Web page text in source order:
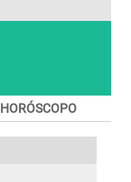
HORÓSCOPO